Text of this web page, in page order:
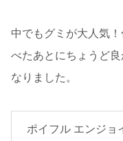
中でもグミが大人気
べたあとにちょうど
なりました。
ポイフル エンジョ